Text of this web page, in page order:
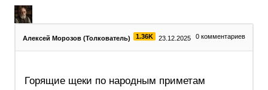
Алексей Морозов (Толкователь) 1.36K 23.12.2025 0 комментариев
Горящие щеки по народным приметам